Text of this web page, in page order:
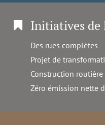
Initiatives de
Des rues complètes
Projet de
Construction
Zéro émission nette